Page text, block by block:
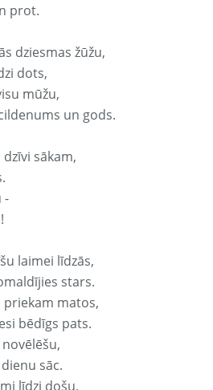
prot.
dziesmas žūžu,
dots,
mūžu,
un gods.
sākam,
-
laimei līdzās,
stars.
priekam matos,
bēdīgs pats.
sāc.
līdzi došu,